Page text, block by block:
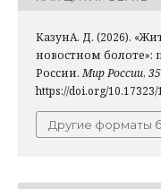
КазунА. Д. (2026).
новостном болоте»:
России. Мир России, 35
https://doi.org/
Другие форматы